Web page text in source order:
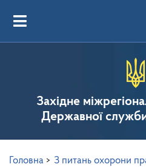
Західне
Державної
Головна > З питань охорони